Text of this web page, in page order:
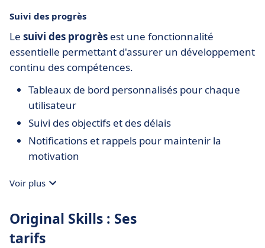
Suivi des progrès
Le suivi des progrès est une fonctionnalité
essentielle permettant d'assurer un développement
continu des compétences.
Tableaux de bord personnalisés pour chaque
utilisateur
Suivi des objectifs et des délais
Notifications et rappels pour maintenir la
motivation
Voir plus
Original Skills : Ses
tarifs